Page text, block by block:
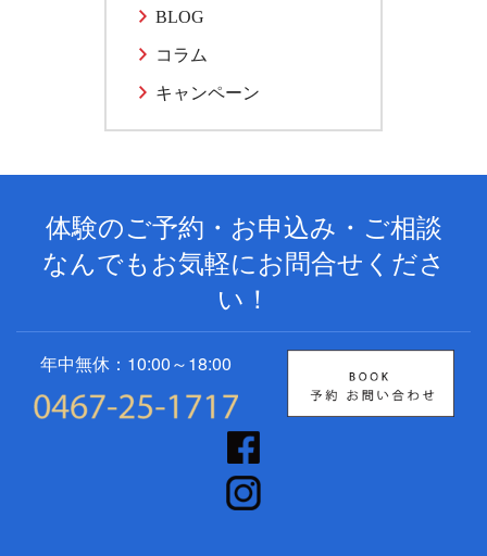
BLOG
コラム
キャンペーン
体験のご予約・お申込み・ご相談
なんでもお気軽にお問合せくださ
い！
年中無休：10:00～18:00